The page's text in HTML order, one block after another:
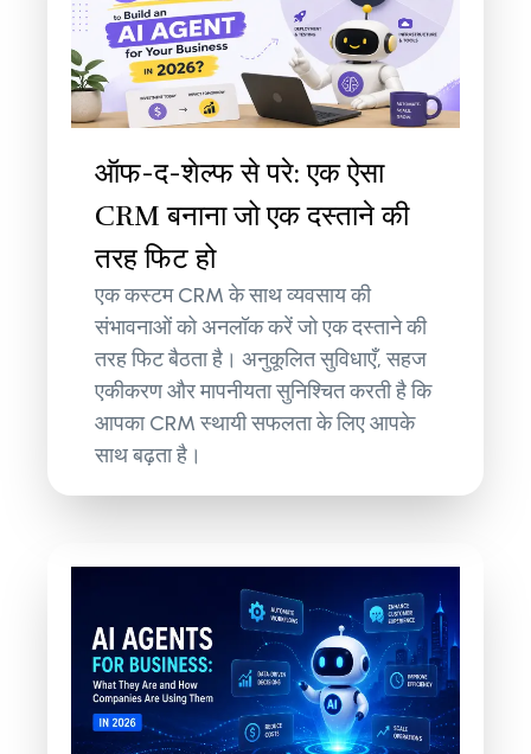
ऑफ-द-शेल्फ से परे: एक ऐसा
CRM बनाना जो एक दस्ताने की
तरह फिट हो
एक कस्टम CRM के साथ व्यवसाय की
संभावनाओं को अनलॉक करें जो एक दस्ताने की
तरह फिट बैठता है। अनुकूलित सुविधाएँ, सहज
एकीकरण और मापनीयता सुनिश्चित करती है कि
आपका CRM स्थायी सफलता के लिए आपके
साथ बढ़ता है।